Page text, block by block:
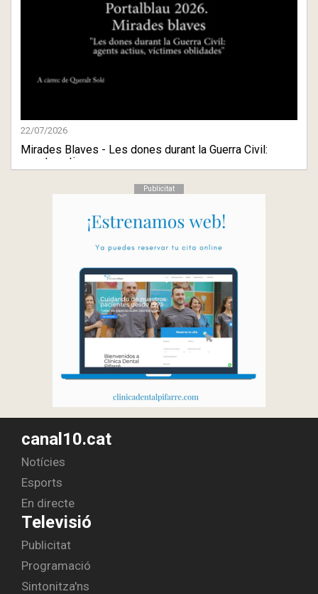
22/07/2026
Mirades Blaves - Les dones durant la Guerra Civil:
agents actiu ...
Publicitat
canal10.cat
Notícies
Esports
En directe
Televisió
Publicitat
Programació
Sintonitza'ns